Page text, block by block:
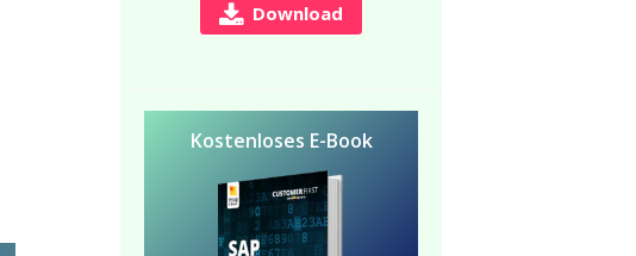
Download
Kostenloses E-Book